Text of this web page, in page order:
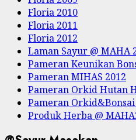
Floria 2010
Floria 2011
Floria 2012
Laman Sayur @ MAHA
Pameran Keunikan
Pameran MIHAS 2012
Pameran Orkid Hutan
Pameran Orkid&Bonsai
Produk Herba @